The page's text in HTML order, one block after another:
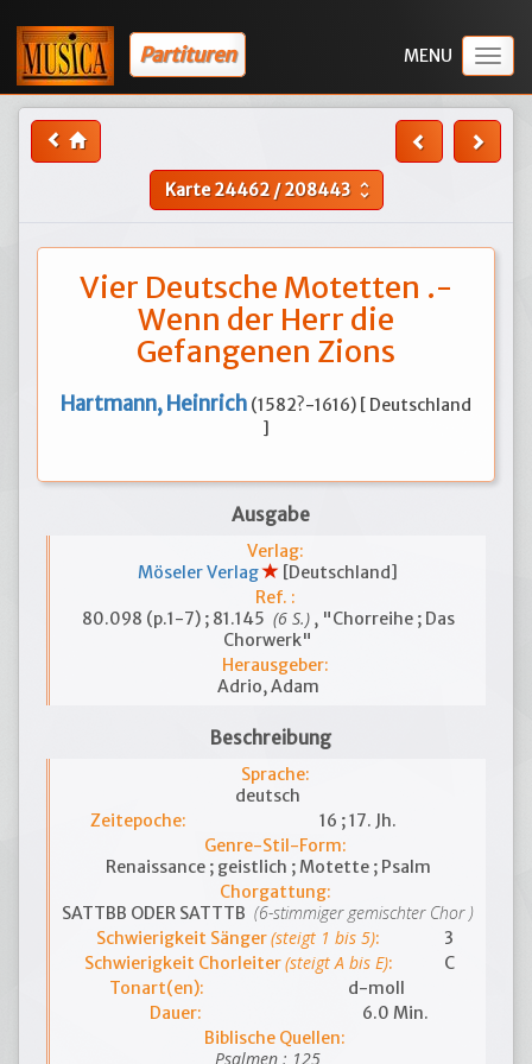
Partituren
Karte24462/208443 unfold_more
Vier Deutsche Motetten .-
Wenn der Herr die
Gefangenen Zions
Hartmann, Heinrich (1582?-1616) [ Deutschland
]
Ausgabe
Verlag:
Möseler Verlag
[Deutschland]
Ref. :
80.098 (p.1-7) ; 81.145 (6 S.), "Chorreihe ; Das
Chorwerk"
Herausgeber:
Adrio, Adam
Beschreibung
Sprache:
deutsch
Zeitepoche:
16 ; 17. Jh.
Genre-Stil-Form:
Renaissance ; geistlich ; Motette ; Psalm
Chorgattung:
SATTBB ODER SATTTB (6-stimmiger gemischter Chor )
Schwierigkeit Sänger(steigt 1 bis 5):
3
Schwierigkeit Chorleiter(steigt A bis E):
C
Tonart(en):
d-moll
Dauer:
6.0 Min.
Biblische Quellen:
Psalmen : 125